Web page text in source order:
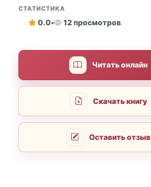
СТАТИСТИКА
0.0• 12 просмотров
Читать онлайн
Скачать книгу
Оставить отзыв